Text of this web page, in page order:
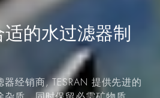
的水过滤器制
经销商, TESRAN 提供先进的